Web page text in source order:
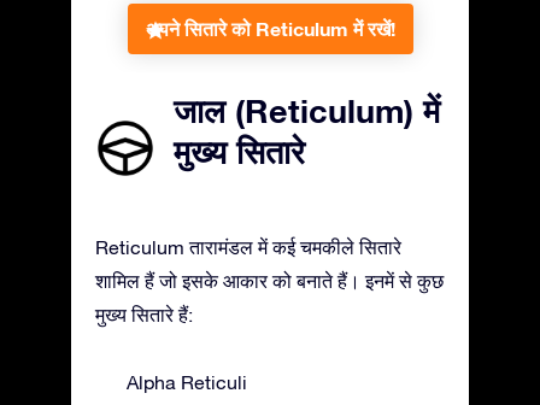
अपने सितारे को Reticulum में रखें!
जाल (Reticulum) में
मुख्य सितारे
Reticulum तारामंडल में कई चमकीले सितारे
शामिल हैं जो इसके आकार को बनाते हैं। इनमें से कुछ
मुख्य सितारे हैं:
Alpha Reticuli